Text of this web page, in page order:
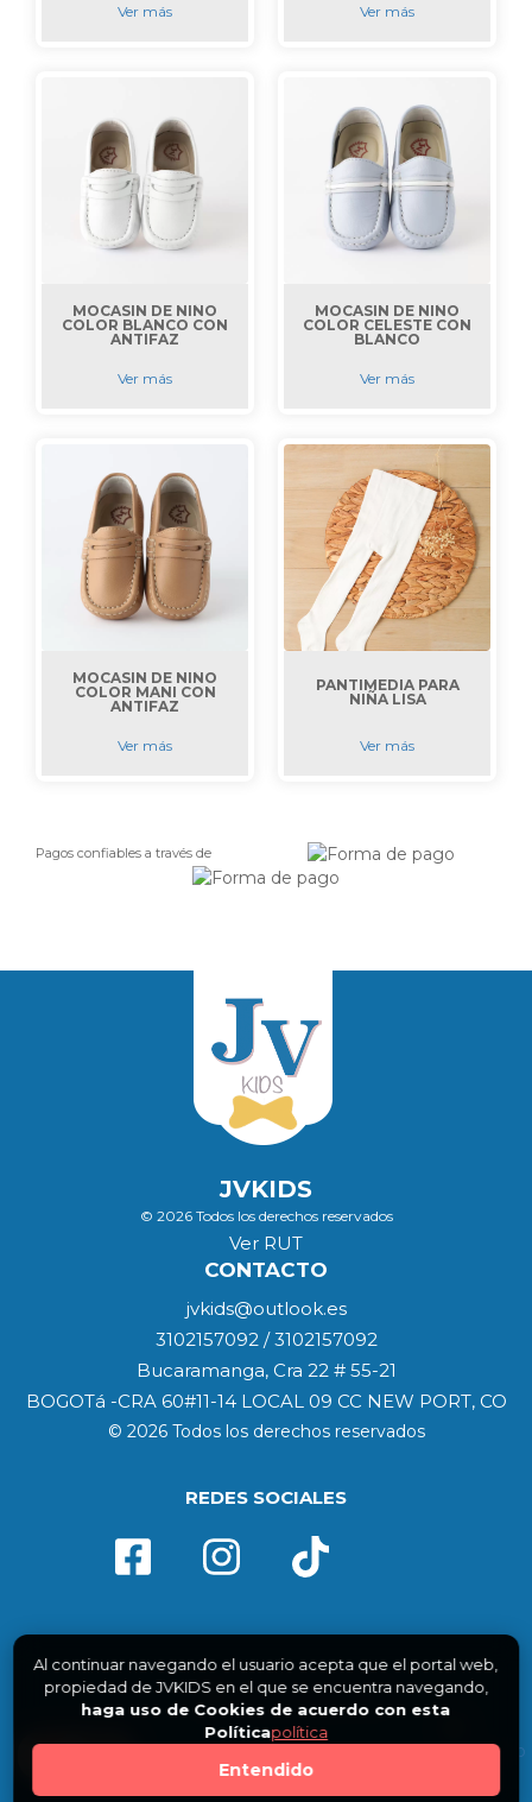
Ver más Ver más
MOCASIN DE NIÑO
COLOR BLANCO CON
ANTIFAZ
Ver más
MOCASIN DE NIÑO
COLOR CELESTE CON
BLANCO
Ver más
MOCASIN DE NIÑO
COLOR MANI CON
ANTIFAZ
Ver más
PANTIMEDIA PARA
NIÑA LISA
Ver más
Pagos confiables a través de
JVKIDS
© 2026 Todos los derechos reservados
Ver RUT
CONTACTO
jvkids@outlook.es
3102157092 / 3102157092
Bucaramanga, Cra 22 # 55-21
BOGOTá -CRA 60#11-14 LOCAL 09 CC NEW PORT, CO
© 2026 Todos los derechos reservados
REDES SOCIALES
Al continuar navegando el usuario acepta que el portal web,
propiedad de JVKIDS en el que se encuentra navegando,
haga uso de Cookies de acuerdo con esta
Políticapolítica
Entendido